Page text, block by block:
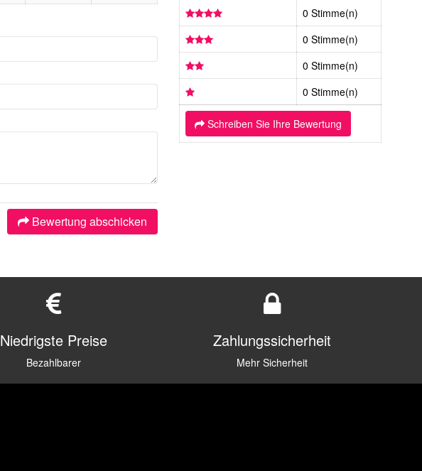
Bewertung abschicken
0 Stimme(n)
0 Stimme(n)
0 Stimme(n)
0 Stimme(n)
Schreiben Sie Ihre Bewertung
Niedrigste Preise
Bezahlbarer
Zahlungssicherheit
Mehr Sicherheit